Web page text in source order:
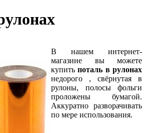
В нашем интернет-
магазине вы можете
купитьпоталь в рулонах
недорого , свёрнутая в
рулоны, полосы фольги
проложены бумагой.
Аккуратно разворачивать
по мере использования.